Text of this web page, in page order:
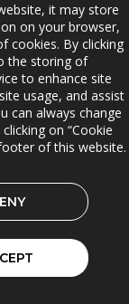
till Statens
inför C-Load
it may store
on your browser,
cookies. By clicking
the storing of
to enhance site
usage, and assist
can always change
on “Cookie
of this website.